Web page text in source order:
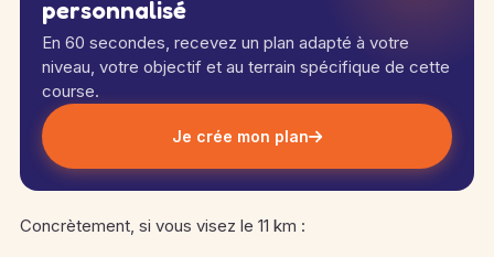
personnalisé
En 60 secondes, recevez un plan adapté à votre
niveau, votre objectif et au terrain spécifique de cette
course.
Je crée mon plan
Concrètement, si vous visez le 11 km :